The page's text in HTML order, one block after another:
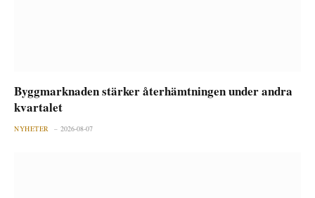
Byggmarknaden stärker återhämtningen under andra
kvartalet
NYHETER 2026-08-07